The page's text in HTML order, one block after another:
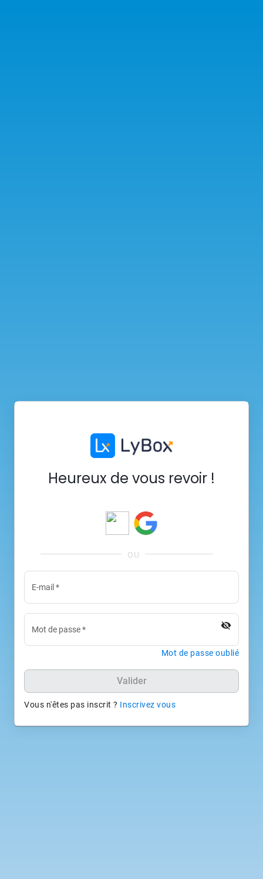
Heureux de vous revoir !
E-mail *
Mot de passe* visibility_off
Mot de passe oublié
Valider
Vous n'êtes pas inscrit ? Inscrivez vous